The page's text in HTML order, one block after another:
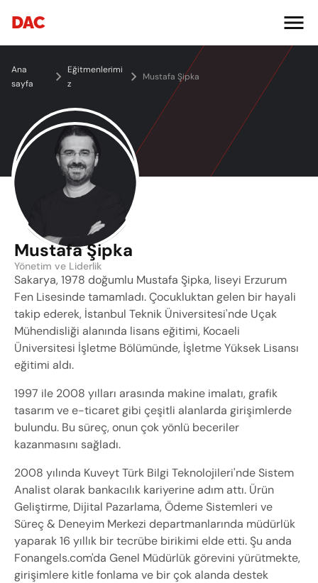
Ana
sayfa
Eğitmenlerimi
z
Mustafa Şipka
Mustafa Şipka
Yönetim ve Liderlik
Sakarya, 1978 doğumlu Mustafa Şipka, liseyi Erzurum
Fen Lisesinde tamamladı. Çocukluktan gelen bir hayali
takip ederek, İstanbul Teknik Üniversitesi'nde Uçak
Mühendisliği alanında lisans eğitimi, Kocaeli
Üniversitesi İşletme Bölümünde, İşletme Yüksek Lisansı
eğitimi aldı.
1997 ile 2008 yılları arasında makine imalatı, grafik
tasarım ve e-ticaret gibi çeşitli alanlarda girişimlerde
bulundu. Bu süreç, onun çok yönlü beceriler
kazanmasını sağladı.
2008 yılında Kuveyt Türk Bilgi Teknolojileri'nde Sistem
Analist olarak bankacılık kariyerine adım attı. Ürün
Geliştirme, Dijital Pazarlama, Ödeme Sistemleri ve
Süreç & Deneyim Merkezi departmanlarında müdürlük
yaparak 16 yıllık bir tecrübe birikimi elde etti. Şu anda
Fonangels.com'da Genel Müdürlük görevini yürütmekte,
girişimlere kitle fonlama ve bir çok alanda destek
DAC